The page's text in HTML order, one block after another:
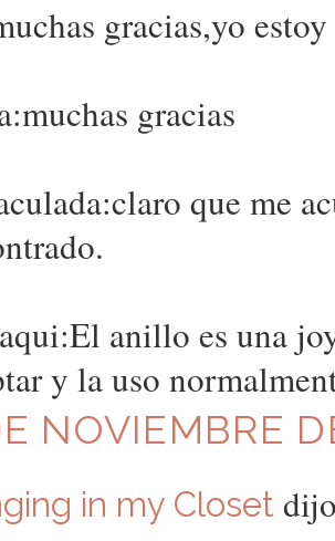
gracias,yo
gracias
que me
anillo es una
y la uso
NOVIEMBRE
in my Closet